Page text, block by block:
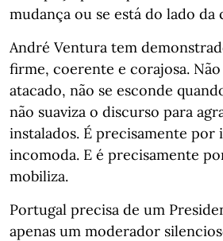
mudança ou se está do lado
André Ventura tem
firme, coerente e corajosa.
atacado, não se esconde
não suaviza o discurso para
instalados. É precisamente por
incomoda. E é precisamente
mobiliza.
Portugal precisa de um
apenas um moderador